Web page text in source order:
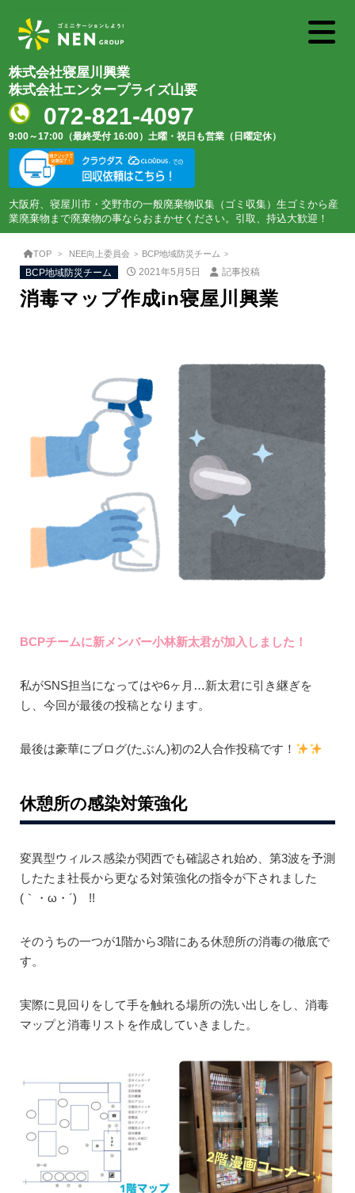
株式会社寝屋川興業
株式会社エンタープライズ山要
072-821-4097
9:00～17:00（最終受付 16:00） 土曜・祝日も営業（日曜定休）
大阪府、寝屋川市・交野市の一般廃棄物収集（ゴミ収集）生ゴミから産
業廃棄物まで廃棄物の事ならおまかせください。引取、持込大歓迎！
TOP NEE向上委員会 BCP地域防災チーム
BCP地域防災チーム 2021年5月5日 記事投稿
消毒マップ作成in寝屋川興業
BCPチームに新メンバー小林新太君が加入しました！
私がSNS担当になってはや6ヶ月…新太君に引き継ぎを
し、今回が最後の投稿となります。
最後は豪華にブログ(たぶん)初の2人合作投稿です！
休憩所の感染対策強化
変異型ウィルス感染が関西でも確認され始め、第3波を予測
したたま社長から更なる対策強化の指令が下されました
(｀・ω・´)ゞ!!
そのうちの一つが1階から3階にある休憩所の消毒の徹底で
す。
実際に見回りをして手を触れる場所の洗い出しをし、消毒
マップと消毒リストを作成していきました。